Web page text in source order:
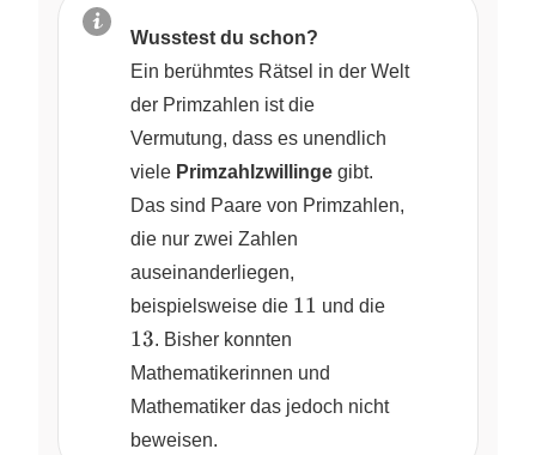
Wusstest du schon?
Ein berühmtes Rätsel in der Welt
der Primzahlen ist die
Vermutung, dass es unendlich
viele Primzahlzwillinge gibt.
Das sind Paare von Primzahlen,
die nur zwei Zahlen
auseinanderliegen,
beispielsweise die 11
11 und die
13. Bisher konnten
Mathematikerinnen und
Mathematiker das jedoch nicht
beweisen.